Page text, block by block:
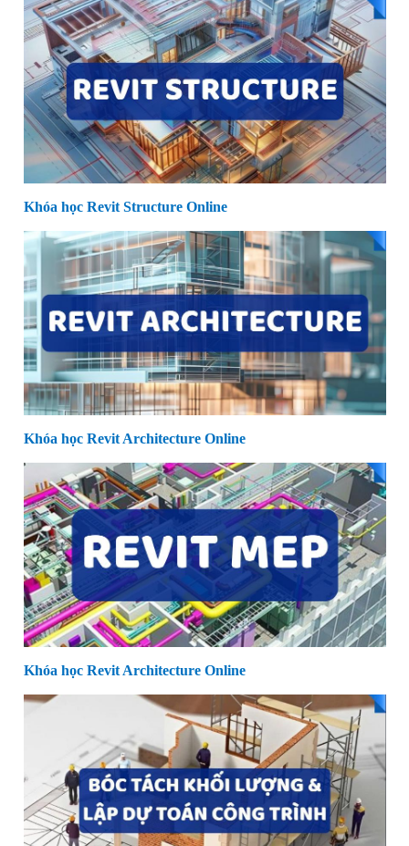
Khóa học Revit Structure Online
Khóa học Revit Architecture Online
Khóa học Revit Architecture Online